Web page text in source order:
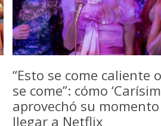
“Esto se come caliente
se come”: cómo
aprovechó su
llegar a Netflix